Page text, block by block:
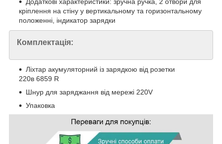
кріплення на стіну у вертикальному та горизонтальному
положенні, індикатор зарядки
Комплектація:
Ліхтар акумуляторний із зарядкою від розетки
220в 6859 R
Шнур для заряджання від мережі 220V
Упаковка